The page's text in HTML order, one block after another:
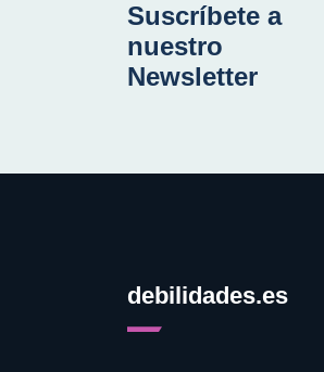
Suscríbete a
nuestro
Newsletter
debilidades.es